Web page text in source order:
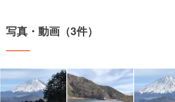
写真・動画（3件）